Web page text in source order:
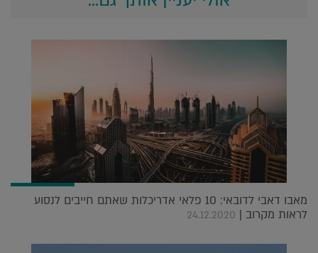
מאבו דאבי לדובאי: 10 פלאי אדריכלות שאתם חייבים לנסוע
לראות מקרוב | 24.12.2020